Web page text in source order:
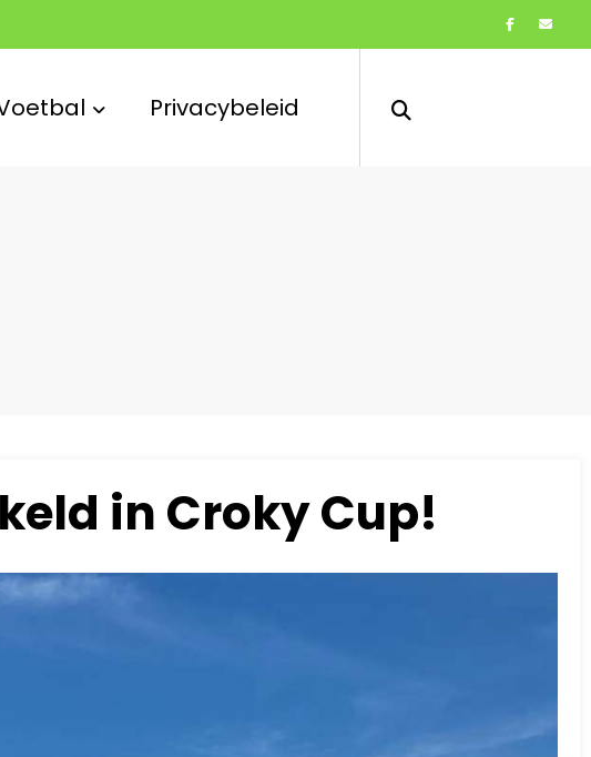
Privacybeleid
in Croky Cup!